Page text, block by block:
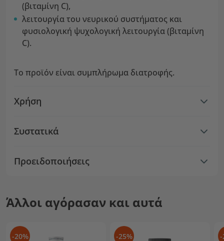
(βιταμίνη C),
λειτουργία του νευρικού συστήματος και
φυσιολογική ψυχολογική λειτουργία (βιταμίνη
C).
Το προϊόν είναι συμπλήρωμα διατροφής.
Χρήση
Συστατικά
Προειδοποιήσεις
Άλλοι αγόρασαν και αυτά
-20% -25% -